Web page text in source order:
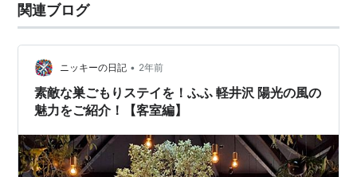
井沢 -陽光の風- チェックインから始…
関連ブログ
ニッキーの日記 • 2年前
素敵な巣ごもりステイを！ふふ 軽井沢 陽光の風の
魅力をご紹介！【客室編】